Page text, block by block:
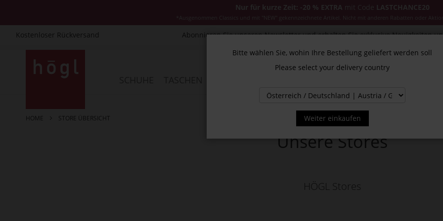
Nur für kurze Zeit: -20 % EXTRA mit Code LASTCHANCE20
*Ausgenommen Classics und mit "NEW" gekennzeichnete Artikel. Nicht mit anderen Rabatten oder
Kostenloser Rückversand Abonnieren Sie unseren Newsletter und erhalten Sie exklusive Neuigkeiten
Direkt
zum
HOME STORE ÜBERSICHT
Unsere Stores
HÖGL Stores
Bitte wählen Sie, wohin Ihre Bestellung geliefert werden soll
Please select your delivery country
Weiter einkaufen